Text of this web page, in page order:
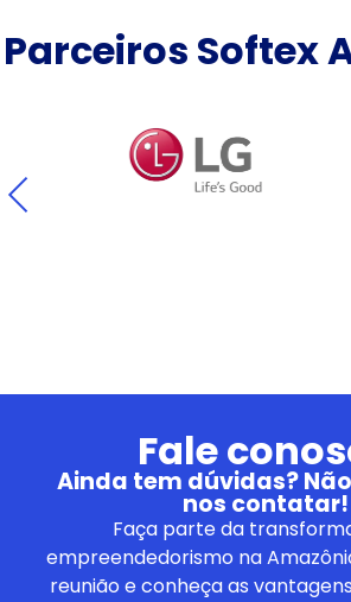
Parceiros Softex
Fale
Ainda tem dúvidas?
nos contatar!
Faça parte da
empreendedorismo na
reunião e conheça as